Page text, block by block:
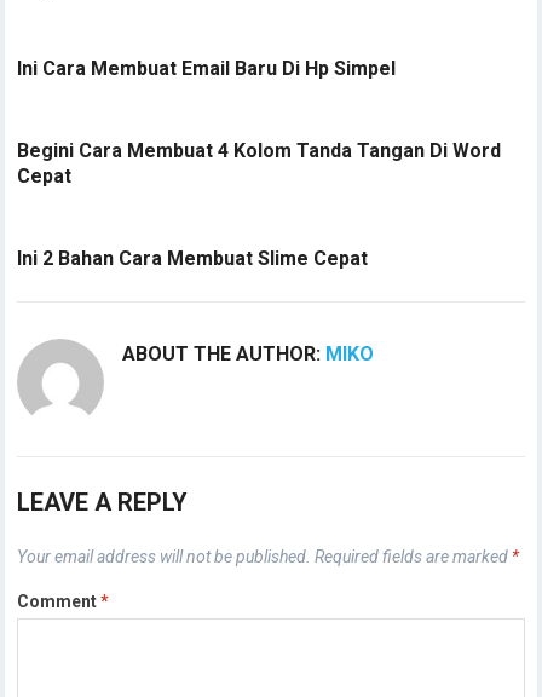
Ini Cara Membuat Email Baru Di Hp Simpel
Begini Cara Membuat 4 Kolom Tanda Tangan Di Word
Cepat
Ini 2 Bahan Cara Membuat Slime Cepat
ABOUT THE AUTHOR: MIKO
LEAVE A REPLY
Your email address will not be published. Required fields are marked *
Comment*